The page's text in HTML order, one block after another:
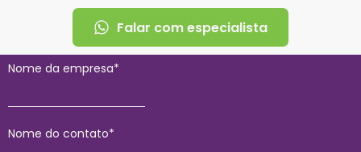
Falar com especialista
Nome da empresa*
Nome do contato*